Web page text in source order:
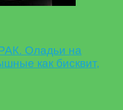
Оладьи на
как бисквит,